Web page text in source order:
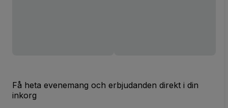
Få heta evenemang och erbjudanden direkt i din
inkorg